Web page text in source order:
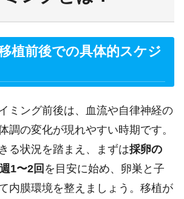
植前後での具体的スケジ
ミング前後は、血流や自律神経の
調の変化が現れやすい時期です。
る状況を踏まえ、まずは採卵の
1〜2回 を目安に始め、卵巣と子
内膜環境を整えましょう。移植が